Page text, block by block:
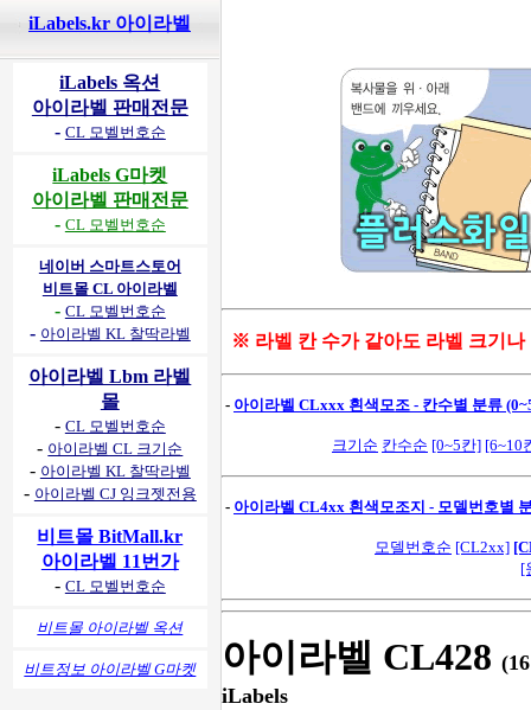
iLabels.kr 아이라벨
iLabels 옥션
아이라벨 판매전문
- CL 모벨번호순
iLabels G마켓
아이라벨 판매전문
- CL 모벨번호순
네이버 스마트스토어
비트몰 CL 아이라벨
- CL 모벨번호순
- 아이라벨 KL 찰딱라벨
아이라벨 Lbm 라벨
몰
- CL 모벨번호순
- 아이라벨 CL 크기순
- 아이라벨 KL 찰딱라벨
- 아이라벨 CJ 잉크젯전용
비트몰 BitMall.kr
아이라벨 11번가
- CL 모벨번호순
비트몰 아이라벨 옥션
비트정보 아이라벨 G마켓
※ 라벨 칸 수가 같아도 라벨 크기나
- 아이라벨 CLxxx 흰색모조 - 칸수별 분류
크기순 칸수순 [0~5칸] [6~10
- 아이라벨 CL4xx 흰색모조지 - 모델번호별
모델번호순 [CL2xx]
[
아이라벨 CL428
iLabels